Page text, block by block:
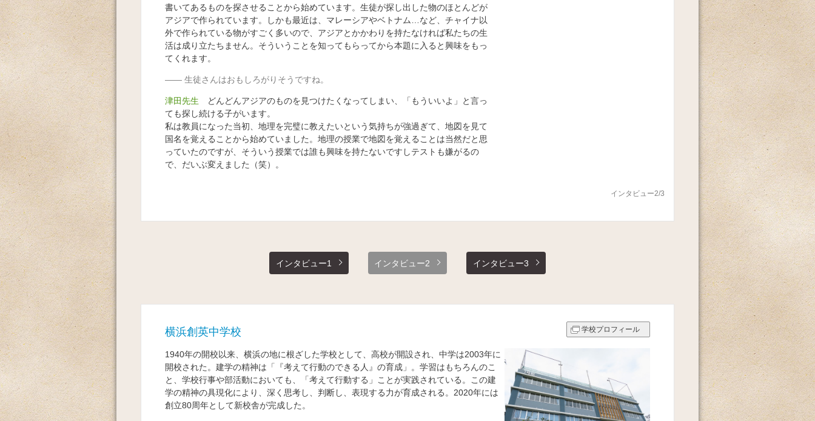
書いてあるものを探させることから始めています。生徒が探し出した物のほとんどが
アジアで作られています。しかも最近は、マレーシアやベトナム…など、チャイナ以
外で作られている物がすごく多いので、アジアとかかわりを持たなければ私たちの生
活は成り立たちません。そういうことを知ってもらってから本題に入ると興味をもっ
てくれます。
生徒さんはおもしろがりそうですね。
津田先生 どんどんアジアのものを見つけたくなってしまい、「もういいよ」と言っ
ても探し続ける子がいます。
私は教員になった当初、地理を完璧に教えたいという気持ちが強過ぎて、地図を見て
国名を覚えることから始めていました。地理の授業で地図を覚えることは当然だと思
っていたのですが、そういう授業では誰も興味を持たないですしテストも嫌がるの
で、だいぶ変えました（笑）。
インタビュー2/3
インタビュー1 インタビュー2 インタビュー3
横浜創英中学校
1940年の開校以来、横浜の地に根ざした学校として、高校が開設され、中学は2003年に
開校された。建学の精神は「『考えて行動のできる人』の育成」。学習はもちろんのこ
と、学校行事や部活動においても、「考えて行動する」ことが実践されている。この建
学の精神の具現化により、深く思考し、判断し、表現する力が育成される。2020年には
創立80周年として新校舎が完成した。
学校プロフィール